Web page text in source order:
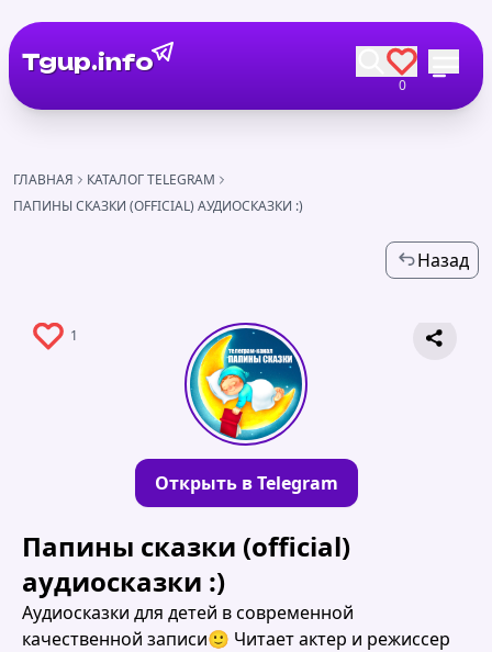
Tgup.info
0
ГЛАВНАЯ
КАТАЛОГ TELEGRAM
ПАПИНЫ СКАЗКИ (OFFICIAL) АУДИОСКАЗКИ :)
Назад
1
Открыть в Telegram
Папины сказки (official)
аудиосказки :)
Аудиосказки для детей в современной
качественной записи🙂 Читает актер и режиссер